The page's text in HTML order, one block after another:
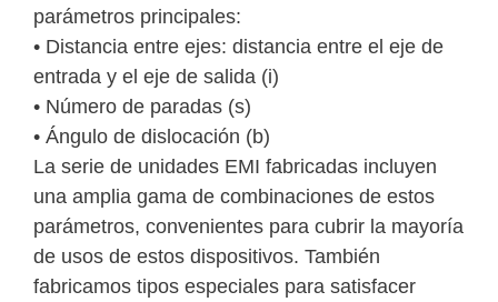
parámetros principales:
• Distancia entre ejes: distancia entre el eje de
entrada y el eje de salida (i)
• Número de paradas (s)
• Ángulo de dislocación (b)
La serie de unidades EMI fabricadas incluyen
una amplia gama de combinaciones de estos
parámetros, convenientes para cubrir la mayoría
de usos de estos dispositivos. También
fabricamos tipos especiales para satisfacer